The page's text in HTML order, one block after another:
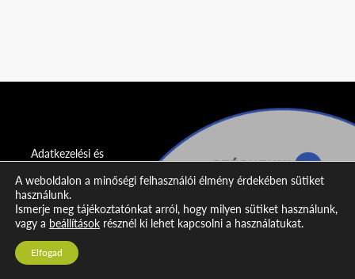
Adatkezelési és
nyilatkozat
Impresszum
Kapcsolat
A weboldalon a minőségi felhasználói élmény érdekében sütiket
használunk.
Ismerje meg tájékoztatónkat arról, hogy milyen sütiket használunk,
vagy a beállítások résznél ki lehet kapcsolni a használatukat.
Elfogad